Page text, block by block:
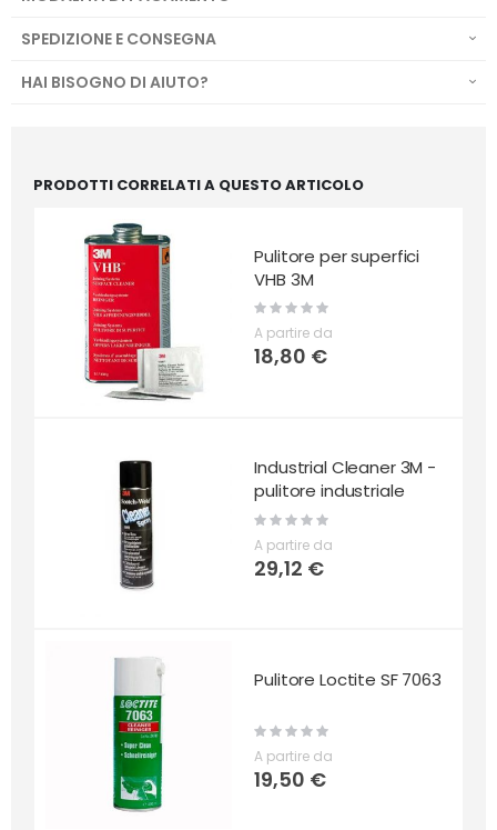
SPEDIZIONE E CONSEGNA
HAI BISOGNO DI AIUTO?
PRODOTTI CORRELATI A QUESTO ARTICOLO
Pulitore per superfici
VHB 3M
Rating:
A partire da
18,80 €
Industrial Cleaner 3M -
pulitore industriale
Rating:
0%
A partire da
29,12 €
Pulitore Loctite SF 7063
Rating:
0%
A partire da
19,50 €